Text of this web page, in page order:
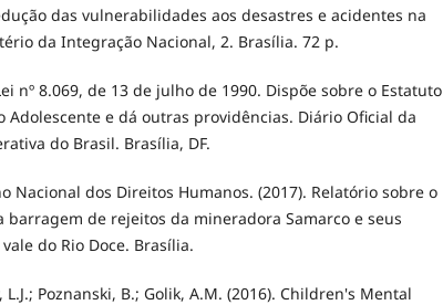
das vulnerabilidades aos desastres e acidentes na
da Integração Nacional, 2. Brasília. 72 p.
nº 8.069, de 13 de julho de 1990. Dispõe sobre o Estatuto
Adolescente e dá outras providências. Diário Oficial da
do Brasil. Brasília, DF.
Nacional dos Direitos Humanos. (2017). Relatório sobre o
barragem de rejeitos da mineradora Samarco e seus
do Rio Doce. Brasília.
L.J.; Poznanski, B.; Golik, A.M. (2016). Children's Mental